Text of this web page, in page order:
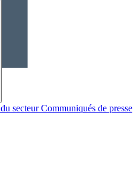
secteur Communiqués de presse